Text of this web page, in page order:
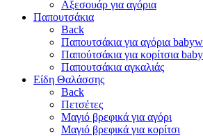
Αξεσουάρ για αγόρια
Παπουτσάκια
Back
Παπουτσάκια για αγόρια
Παπούτσάκια για κορίτσια
Παπουτσάκια αγκαλιάς
Είδη Θαλάσσης
Back
Πετσέτες
Μαγιό βρεφικά για αγόρι
Μαγιό βρεφικά για κορίτσι